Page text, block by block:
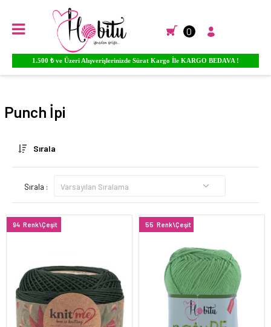
0
Ürünlere YORUM Yapın Para PUAN Kazanmaya Başlayın...
Anasayfa HOBİ - TUHAFİYE Punch Malzemeleri Punch İpi
Punch İpi
Sırala
Sırala :
94 Renk\Çeşit 55 Renk\Çeşit